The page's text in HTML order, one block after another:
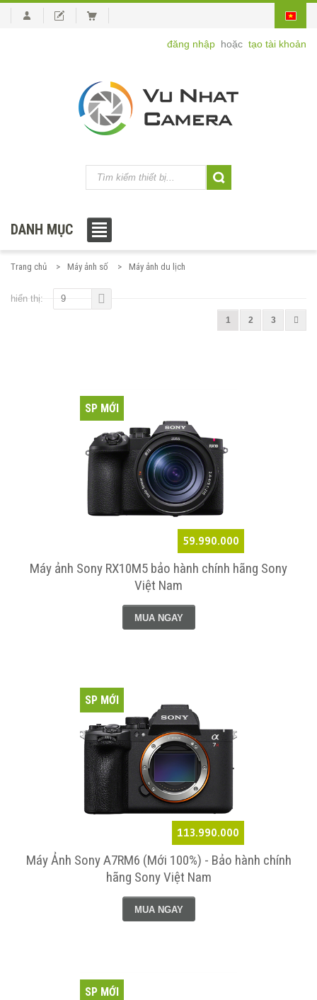
đăng nhập hoặc tạo tài khoản
DANH MỤC
Trang chủ Máy ảnh số Máy ảnh du lịch
1 2 3
hiển thị: 9
59.990.000
SP MỚI
Máy ảnh Sony RX10M5 bảo hành chính hãng Sony
Việt Nam
MUA NGAY
113.990.000
SP MỚI
Máy Ảnh Sony A7RM6 (Mới 100%) - Bảo hành chính
hãng Sony Việt Nam
MUA NGAY
SP MỚI